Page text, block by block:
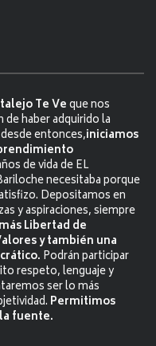
Te Veque nos
haber adquirido la
entonces,iniciamos
de vida de EL
necesitaba porque
Depositamos en
y aspiraciones, siempre
Libertad de
y también una
Podrán participar
respeto, lenguaje y
ser lo más
Permitimos
fuente.